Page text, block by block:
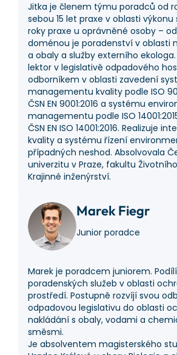
Jitka je členem týmu poradců od
sebou 15 let praxe v oblasti
roky praxe u oprávněné osoby –
doménou je poradenství v oblasti
a obaly a služby externího
lektor v legislativě odpadového
odborníkem v oblasti zavedení
managementu kvality podle ISO
ČSN EN 9001:2016 a systému
managementu podle ISO
ČSN EN ISO 14001:2016. Realizuje
kvality a systému řízení
případných neshod. Absolvovala
univerzitu v Praze, fakultu
Krajinné inženýrství.
Marek Fiegr
Junior poradce
Marek je poradcem juniorem.
poradenských služeb v oblasti
prostředí. Postupně rozvíjí svou
odpadovou legislativu do oblasti
nakládání s obaly, vodami a
směsmi.
Je absolventem magisterského